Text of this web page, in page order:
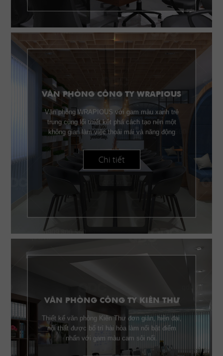
VĂN PHÒNG CÔNG TY WRAPIOUS
Văn phòng WRAPIOUS với gam màu xanh trẻ
trung cùng lối thiết kết phá cách tạo nên một
không gian làm việc thoải mái và năng động
Chi tiết
VĂN PHÒNG CÔNG TY KIÊN THƯ
Thiết kế văn phòng Kiên Thư đơn giản, hiện đại,
nội thất được bố trí hài hòa làm nổi bật điểm
nhấn với gam màu cam sôi nổi.